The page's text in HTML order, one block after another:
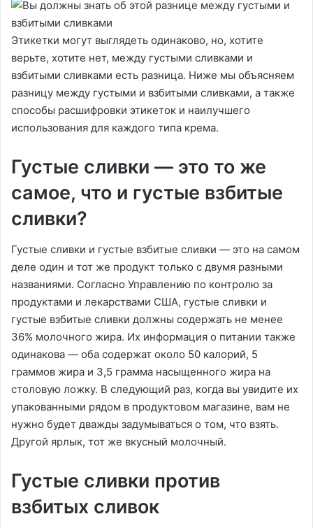
Этикетки могут выглядеть одинаково, но, хотите
верьте, хотите нет, между густыми сливками и
взбитыми сливками есть разница. Ниже мы объясняем
разницу между густыми и взбитыми сливками, а также
способы расшифровки этикеток и наилучшего
использования для каждого типа крема.
Густые сливки — это то же
самое, что и густые взбитые
сливки?
Густые сливки и густые взбитые сливки — это на самом
деле один и тот же продукт только с двумя разными
названиями. Согласно Управлению по контролю за
продуктами и лекарствами США, густые сливки и
густые взбитые сливки должны содержать не менее
36% молочного жира. Их информация о питании также
одинакова — оба содержат около 50 калорий, 5
граммов жира и 3,5 грамма насыщенного жира на
столовую ложку. В следующий раз, когда вы увидите их
упакованными рядом в продуктовом магазине, вам не
нужно будет дважды задумываться о том, что взять.
Другой ярлык, тот же вкусный молочный.
Густые сливки против
взбитых сливок